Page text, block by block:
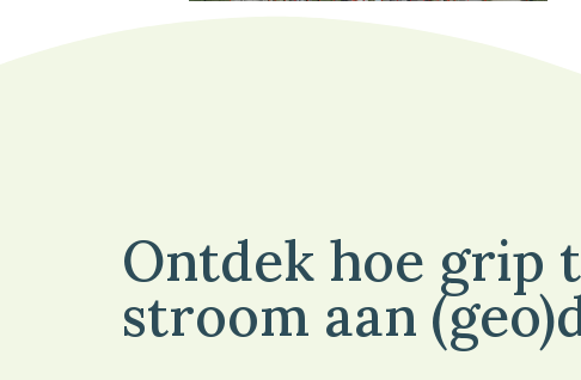
Ontdek hoe grip
stroom aan